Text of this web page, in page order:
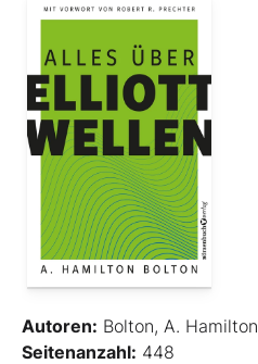
Autoren: Bolton, A. Hamilton
Seitenanzahl: 448